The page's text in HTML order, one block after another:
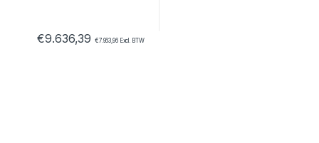
€9.636,39 €7.963,96Excl. BTW